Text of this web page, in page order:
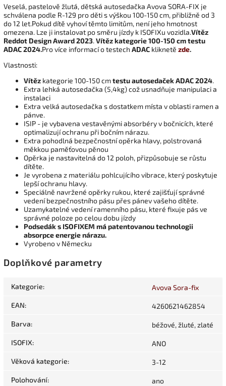
Veselá, pastelově žlutá, dětská autosedačka Avova SORA-FIX je
schválena podle R-129 pro děti s výškou 100-150 cm, přibližně od 3
do 12 let.Pokud dítě vyhoví těmto limitům, není jeho hmotnost
omezena. Lze ji instalovat po směru jízdy k ISOFIXu vozidla.Vítěz
Reddot Design Award 2023.Vítěz kategorie 100-150 cm testu
ADAC 2024.Pro více informací o testech ADAC kliknetě zde.
Vlastnosti:
Vítěz kategorie 100-150 cmtestu autosedaček ADAC 2024.
Extra lehká autosedačka (5,4kg) což usnadňuje manipulaci a
instalaci
Extra velká autosedačka s dostatkem místa v oblasti ramen a
pánve.
ISIP - je vybavena vestavěnými absorbéry v bočnicích, které
optimalizují ochranu při bočním nárazu.
Extra pohodlná bezpečnostní opěrka hlavy, polstrovaná
měkkou paměťovou pěnou
Opěrka je nastavitelná do 12 poloh, přizpůsobuje se růstu
dítěte.
Je vyrobena z materiálu pohlcujícího vibrace, který poskytuje
lepší ochranu hlavy.
Speciálně navržené opěrky rukou, které zajišťují správné
vedení bezpečnostního pásu přes pánev vašeho dítěte.
Uzamykatelné vedení ramenního pásu, které fixuje pás ve
správné poloze po celou dobu jízdy
Podsedák s ISOFIXEM má patentovanou technologii
absorpce energie nárazu.
Vyrobeno v Německu
Doplňkové parametry
Kategorie: Avova Sora-fix
EAN: 4260621462854
Barva: béžové, žluté, zlaté
ISOFIX: ANO
Věková kategorie: 3-12
Polohování: ano